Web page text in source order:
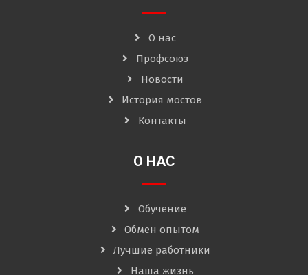
О нас
Профсоюз
Новости
История мостов
Контакты
О НАС
Обучение
Обмен опытом
Лучшие работники
Наша жизнь